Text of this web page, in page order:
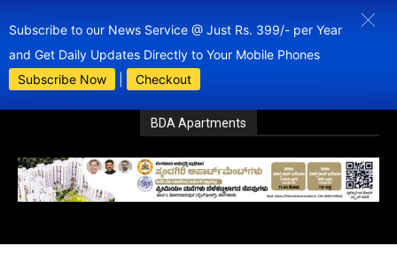
Subscribe to our News Service @ Just Rs. 399/- per Year
and Get Daily Updates Directly to Your Mobile Phones
Subscribe Now
Checkout
BDA Apartments